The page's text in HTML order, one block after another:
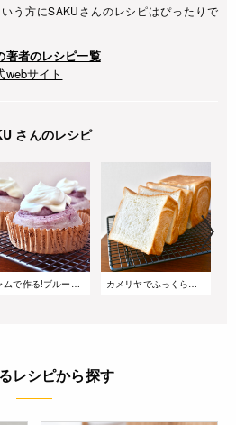
う方にSAKUさんのレシピはぴったりで
著者のレシピ一覧
webサイト
さんのレシピ
ジャムで作る!ブルーベリーチーズロール|ホームベーカリーで簡単生地作り カメリヤでふっくらおいしい!基本の角食パン
レシピから探す